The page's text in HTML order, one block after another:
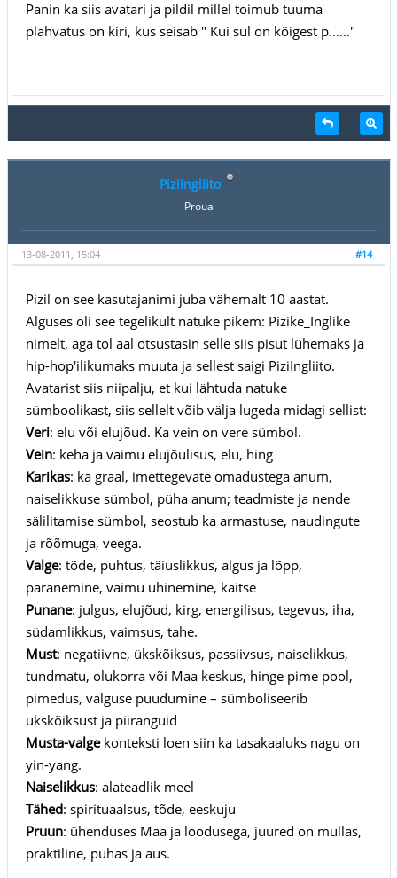
Panin ka siis avatari ja pildil millel toimub tuuma
plahvatus on kiri, kus seisab " Kui sul on kôigest p......"
PiziIngliito
Proua
#14
13-08-2011, 15:04
Pizil on see kasutajanimi juba vähemalt 10 aastat.
Alguses oli see tegelikult natuke pikem: Pizike_Inglike
nimelt, aga tol aal otsustasin selle siis pisut lühemaks ja
hip-hop'ilikumaks muuta ja sellest saigi PiziIngliito.
Avatarist siis niipalju, et kui lähtuda natuke
sümboolikast, siis sellelt võib välja lugeda midagi sellist:
Veri: elu või elujõud. Ka vein on vere sümbol.
Vein: keha ja vaimu elujõulisus, elu, hing
Karikas: ka graal, imettegevate omadustega anum,
naiselikkuse sümbol, püha anum; teadmiste ja nende
sälilitamise sümbol, seostub ka armastuse, naudingute
ja rõõmuga, veega.
Valge: tõde, puhtus, täiuslikkus, algus ja lõpp,
paranemine, vaimu ühinemine, kaitse
Punane: julgus, elujõud, kirg, energilisus, tegevus, iha,
südamlikkus, vaimsus, tahe.
Must: negatiivne, ükskõiksus, passiivsus, naiselikkus,
tundmatu, olukorra või Maa keskus, hinge pime pool,
pimedus, valguse puudumine – sümboliseerib
ükskõiksust ja piiranguid
Musta-valgekonteksti loen siin ka tasakaaluks nagu on
yin-yang.
Naiselikkus: alateadlik meel
Tähed: spirituaalsus, tõde, eeskuju
Pruun: ühenduses Maa ja loodusega, juured on mullas,
praktiline, puhas ja aus.